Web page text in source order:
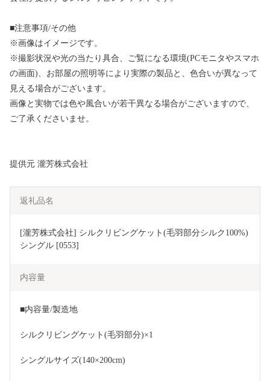
■注意事項/その他
※画像はイメージです。
※撮影状況や光の当たり具合、ご覧になる環境(PCモニタやスマホ
の画面)、お部屋の照明等により実際の製品と、色合いが異なって
見える場合がございます。
画像と実物では色や風合いが若干異なる場合がございますので、
ご了承くださいませ。
提供元 瀧芳株式会社
返礼品名
[瀧芳株式会社] シルクリビングケット(毛羽部分シルク100%)
シングル [0553]
内容量
■内容量/製造地
シルクリビングケット(毛羽部分)×1
シングルサイズ(140×200cm)